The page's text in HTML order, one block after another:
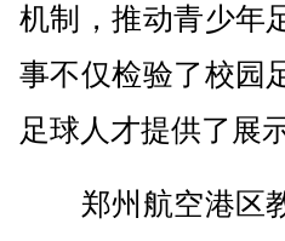
机制，推动青少年
事不仅检验了校园
足球人才提供了展
郑州航空港区教